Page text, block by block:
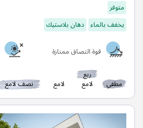
متوفر
يخفف بالماء دهان بلاستيك
قوة التصاق ممتازة
مطفي
ربع
لامع لامع نصف لامع